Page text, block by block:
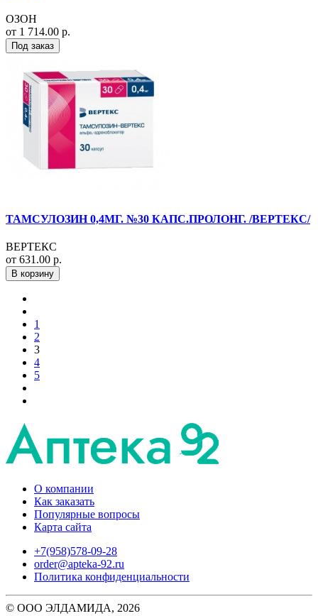
ОЗОН
от 1 714.00 р.
Под заказ
ТАМСУЛОЗИН 0,4МГ. №30 КАПС.ПРОЛОНГ. /ВЕРТЕКС/
ВЕРТЕКС
от 631.00 р.
В корзину
1
2
3
4
5
О компании
Как заказать
Популярные вопросы
Карта сайта
+7(958)578-09-28
order@apteka-92.ru
Политика конфиденциальности
© ООО ЭЛДАМИДА, 2026